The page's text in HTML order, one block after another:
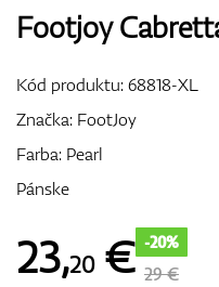
Footjoy
Kód produktu:68818-XL
Značka: FootJoy
Farba: Pearl
Pánske
23,20€ -20%
29 €